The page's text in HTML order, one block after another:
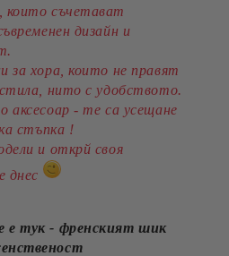
които съчетават
дизайн и
за хора, които не правят
нито с удобството.
аксесоар - те са усещане
стъпка !
и открй своя
днес
е тук - френският шик